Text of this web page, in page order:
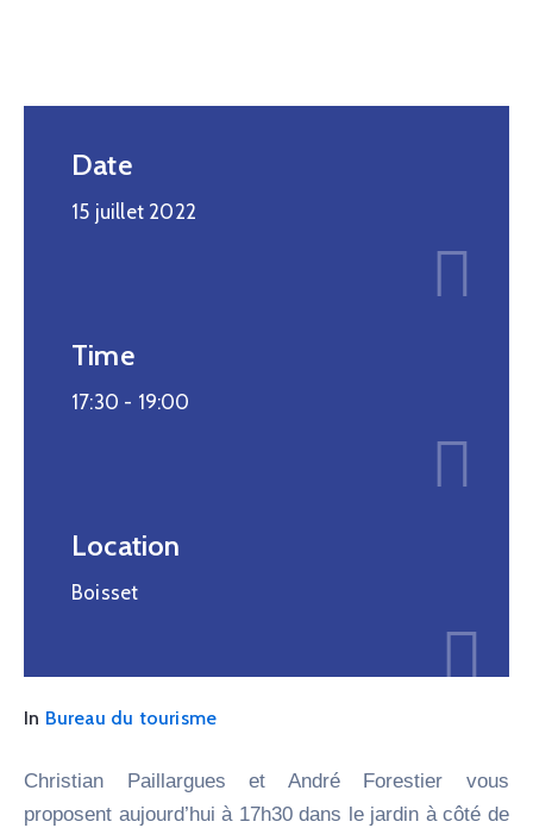
Date
15 juillet 2022
Time
17:30 - 19:00
Location
Boisset
In Bureau du tourisme
Christian Paillargues et André Forestier vous
proposent aujourd’hui à 17h30 dans le jardin à côté de